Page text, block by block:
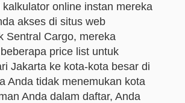
online instan mereka
akses di situs web
Sentral Cargo, mereka
price list untuk
Jakarta ke kota-kota besar di
Anda tidak menemukan kota
Anda dalam daftar, Anda